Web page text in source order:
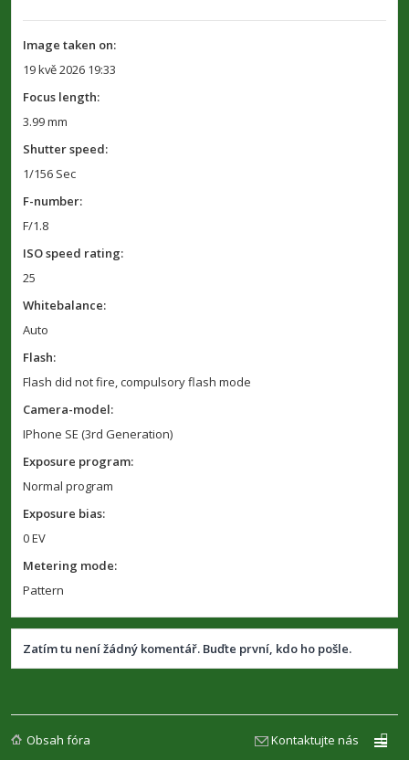
Image taken on:
19 kvě 2026 19:33
Focus length:
3.99 mm
Shutter speed:
1/156 Sec
F-number:
F/1.8
ISO speed rating:
25
Whitebalance:
Auto
Flash:
Flash did not fire, compulsory flash mode
Camera-model:
IPhone SE (3rd Generation)
Exposure program:
Normal program
Exposure bias:
0 EV
Metering mode:
Pattern
Zatím tu není žádný komentář. Buďte první, kdo ho pošle.
Obsah fóra Kontaktujte nás